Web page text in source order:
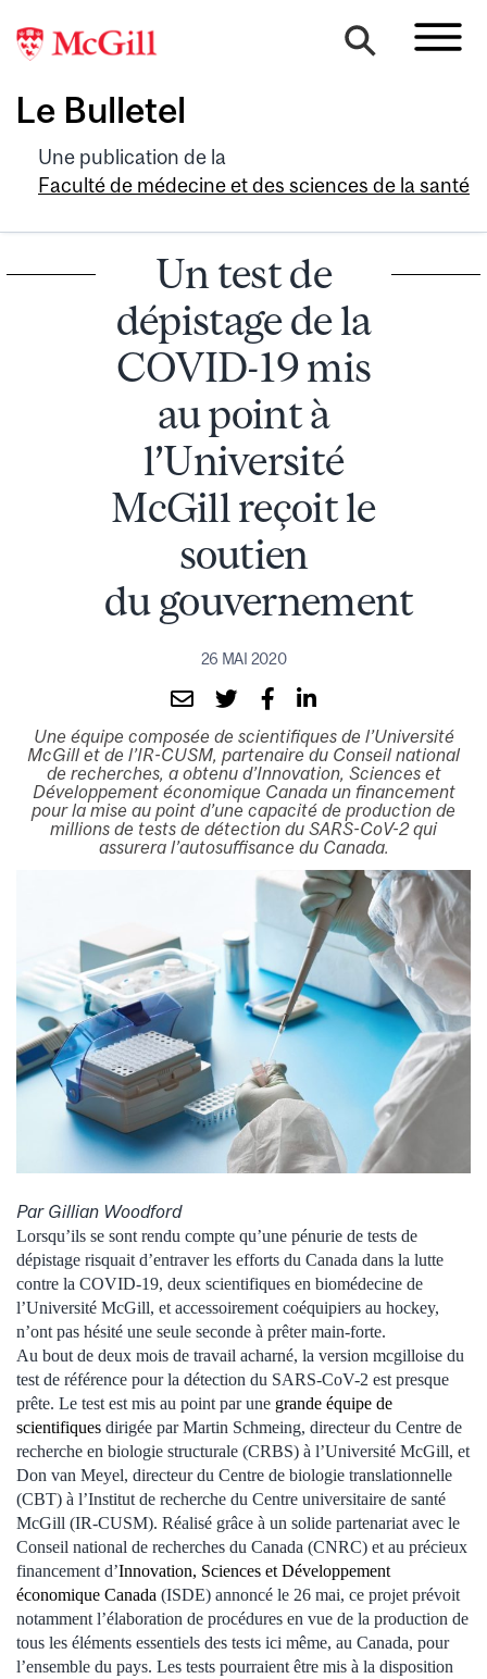
Le Bulletel
Une publication de la
Faculté de médecine et des sciences de la santé
Un test de
dépistage de la
COVID-19 mis
au point à
l’Université
McGill reçoit le
soutien
du gouvernement
26 MAI 2020
Une équipe composée de scientifiques de l’Université
McGill et de l’IR-CUSM, partenaire du Conseil national
de recherches, a obtenu d’Innovation, Sciences et
Développement économique Canada un financement
pour la mise au point d’une capacité de production de
millions de tests de détection du SARS-CoV-2 qui
assurera l’autosuffisance du Canada.
Par Gillian Woodford
Lorsqu’ils se sont rendu compte qu’une pénurie de tests de
dépistage risquait d’entraver les efforts du Canada dans la lutte
contre la COVID-19, deux scientifiques en biomédecine de
l’Université McGill, et accessoirement coéquipiers au hockey,
n’ont pas hésité une seule seconde à prêter main-forte.
Au bout de deux mois de travail acharné, la version mcgilloise du
test de référence pour la détection du SARS-CoV-2 est presque
prête. Le test est mis au point par une grande équipe de
scientifiques dirigée par Martin Schmeing, directeur du Centre de
recherche en biologie structurale (CRBS) à l’Université McGill, et
Don van Meyel, directeur du Centre de biologie translationnelle
(CBT) à l’Institut de recherche du Centre universitaire de santé
McGill (IR‑CUSM). Réalisé grâce à un solide partenariat avec le
Conseil national de recherches du Canada (CNRC) et au précieux
financement d’Innovation, Sciences et Développement
économique Canada (ISDE) annoncé le 26 mai, ce projet prévoit
notamment l’élaboration de procédures en vue de la production de
tous les éléments essentiels des tests ici même, au Canada, pour
l’ensemble du pays. Les tests pourraient être mis à la disposition